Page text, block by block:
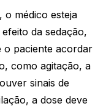
o médico esteja
da sedação,
o paciente acordar
como agitação, a
sinais de
a dose deve